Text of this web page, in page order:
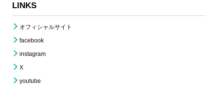
LINKS
オフィシャルサイト
facebook
instagram
X
youtube